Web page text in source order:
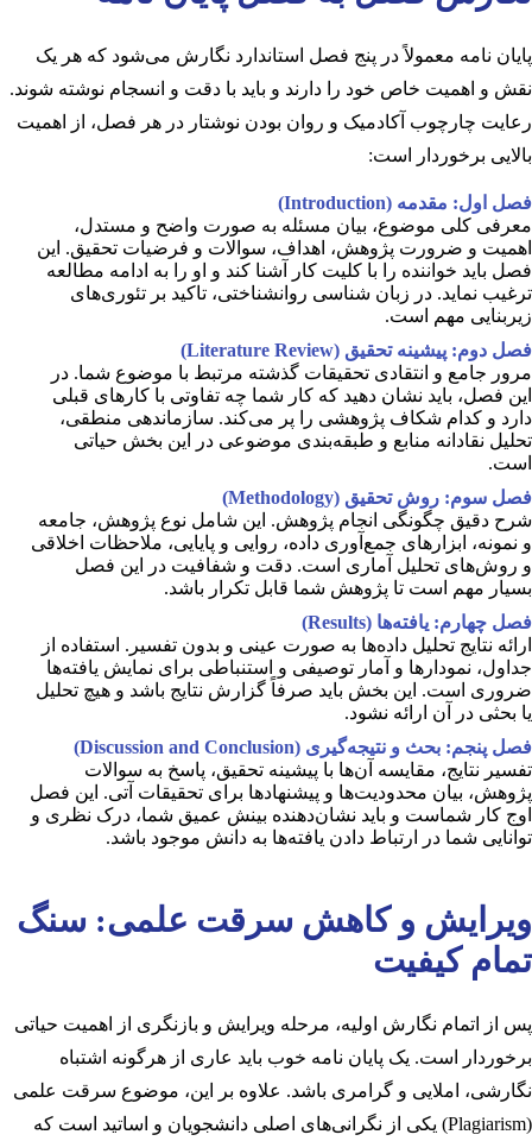
پایان نامه معمولاً در پنج فصل استاندارد نگارش می‌شود که هر یک
نقش و اهمیت خاص خود را دارند و باید با دقت و انسجام نوشته شوند.
رعایت چارچوب آکادمیک و روان بودن نوشتار در هر فصل، از اهمیت
بالایی برخوردار است:
فصل اول: مقدمه (Introduction)
معرفی کلی موضوع، بیان مسئله به صورت واضح و مستدل،
اهمیت و ضرورت پژوهش، اهداف، سوالات و فرضیات تحقیق. این
فصل باید خواننده را با کلیت کار آشنا کند و او را به ادامه مطالعه
ترغیب نماید. در زبان شناسی روانشناختی، تاکید بر تئوری‌های
زیربنایی مهم است.
فصل دوم: پیشینه تحقیق (Literature Review)
مرور جامع و انتقادی تحقیقات گذشته مرتبط با موضوع شما. در
این فصل، باید نشان دهید که کار شما چه تفاوتی با کارهای قبلی
دارد و کدام شکاف پژوهشی را پر می‌کند. سازماندهی منطقی،
تحلیل نقادانه منابع و طبقه‌بندی موضوعی در این بخش حیاتی
است.
فصل سوم: روش تحقیق (Methodology)
شرح دقیق چگونگی انجام پژوهش. این شامل نوع پژوهش، جامعه
و نمونه، ابزارهای جمع‌آوری داده، روایی و پایایی، ملاحظات اخلاقی
و روش‌های تحلیل آماری است. دقت و شفافیت در این فصل
بسیار مهم است تا پژوهش شما قابل تکرار باشد.
فصل چهارم: یافته‌ها (Results)
ارائه نتایج تحلیل داده‌ها به صورت عینی و بدون تفسیر. استفاده از
جداول، نمودارها و آمار توصیفی و استنباطی برای نمایش یافته‌ها
ضروری است. این بخش باید صرفاً گزارش نتایج باشد و هیچ تحلیل
یا بحثی در آن ارائه نشود.
فصل پنجم: بحث و نتیجه‌گیری (Discussion and Conclusion)
تفسیر نتایج، مقایسه آن‌ها با پیشینه تحقیق، پاسخ به سوالات
پژوهش، بیان محدودیت‌ها و پیشنهادها برای تحقیقات آتی. این فصل
اوج کار شماست و باید نشان‌دهنده بینش عمیق شما، درک نظری و
توانایی شما در ارتباط دادن یافته‌ها به دانش موجود باشد.
ویرایش و کاهش سرقت علمی: سنگ
تمام کیفیت
پس از اتمام نگارش اولیه، مرحله ویرایش و بازنگری از اهمیت حیاتی
برخوردار است. یک پایان نامه خوب باید عاری از هرگونه اشتباه
نگارشی، املایی و گرامری باشد. علاوه بر این، موضوع سرقت علمی
(Plagiarism) یکی از نگرانی‌های اصلی دانشجویان و اساتید است که